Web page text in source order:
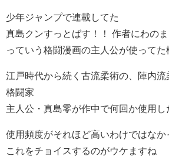
少年ジャンプで連載してた
真島クンすっとばす！！ 作者にわのま
っていう格闘漫画の主人公が使ってた
江戸時代から続く古流柔術の、陣内
格闘家
主人公・真島零が作中で何回か使用し
使用頻度がそれほど高いわけではな
これをチョイスするのがウケますね